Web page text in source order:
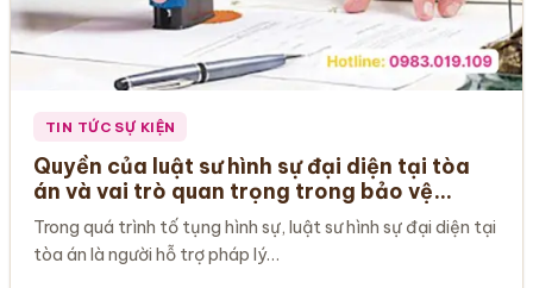
TIN TỨC SỰ KIỆN
Quyền của luật sư hình sự đại diện tại tòa
án và vai trò quan trọng trong bảo vệ
quyền lợi khách hàng
Trong quá trình tố tụng hình sự, luật sư hình sự đại diện tại
tòa án là người hỗ trợ pháp lý…